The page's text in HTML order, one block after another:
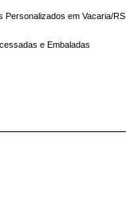
Personalizados em Vacaria/RS
e Embaladas